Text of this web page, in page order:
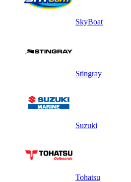
SkyBoat
Stingray
Suzuki
Tohatsu